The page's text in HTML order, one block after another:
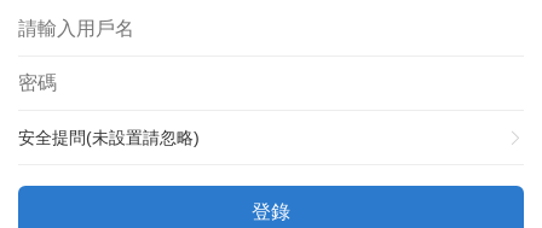
安全提問(未設置請忽略)
登錄